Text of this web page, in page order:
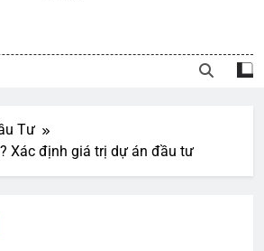
Tư
Xác định giá trị dự án đầu tư